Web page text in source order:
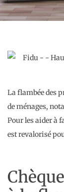
La flambée des
de ménages,
Pour les aider à
est revalorisé